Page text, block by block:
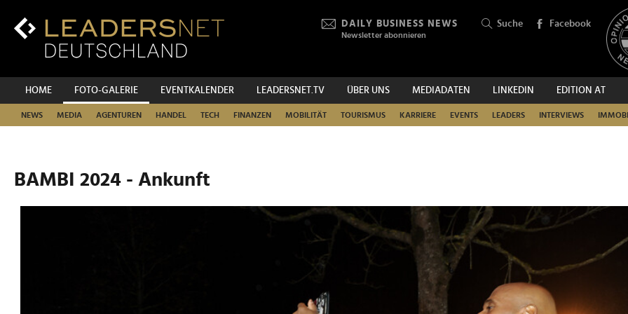
Inhalt
Hauptnavigation
DAILY BUSINESS NEWS
Newsletter abonnieren
Suche Facebook
HOME FOTO-GALERIE EVENTKALENDER LEADERSNET.TV ÜBER UNS MEDIADATEN LINKEDIN EDITION AT
NEWS MEDIA AGENTUREN HANDEL TECH FINANZEN MOBILITÄT TOURISMUS KARRIERE EVENTS LEADERS INTERVIEWS
SUCHEN
BAMBI 2024 - Ankunft